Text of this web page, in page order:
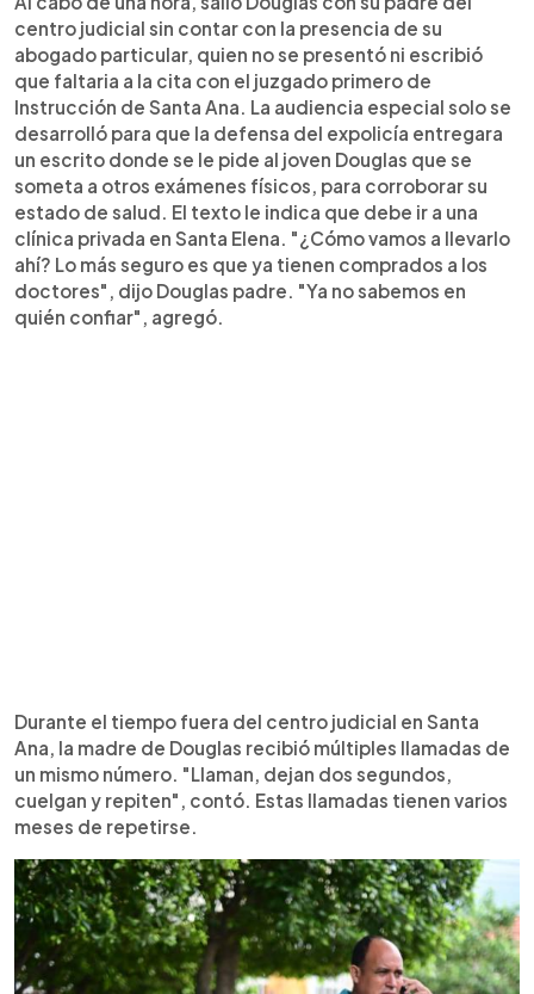
centro judicial sin contar con la presencia de su
abogado particular, quien no se presentó ni escribió
que faltaria a la cita con el juzgado primero de
Instrucción de Santa Ana. La audiencia especial solo se
desarrolló para que la defensa del expolicía entregara
un escrito donde se le pide al joven Douglas que se
someta a otros exámenes físicos, para corroborar su
estado de salud. El texto le indica que debe ir a una
clínica privada en Santa Elena. "¿Cómo vamos a llevarlo
ahí? Lo más seguro es que ya tienen comprados a los
doctores", dijo Douglas padre. "Ya no sabemos en
quién confiar", agregó.
Durante el tiempo fuera del centro judicial en Santa
Ana, la madre de Douglas recibió múltiples llamadas de
un mismo número. "Llaman, dejan dos segundos,
cuelgan y repiten", contó. Estas llamadas tienen varios
meses de repetirse.